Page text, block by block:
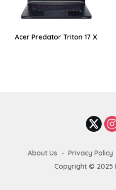
Acer Predator Triton 17 X
About Us Privacy Policy
Copyright © 2025